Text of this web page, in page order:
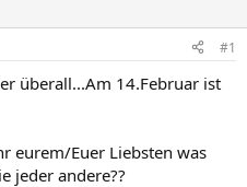
#1
überall...Am 14.Februar ist
eurem/Euer Liebsten was
jeder andere??